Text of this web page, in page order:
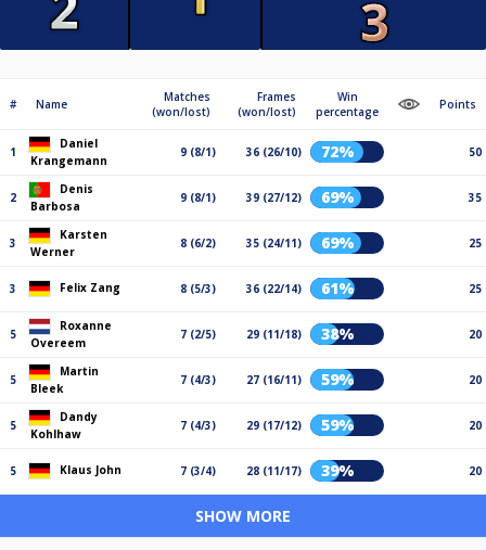
# Name
Matches
(won/lost)
Frames
(won/lost)
Win
percentage
Points
1
Daniel
Krangemann
9 (8/1) 36 (26/10) 72% 50
2
Denis
Barbosa
9 (8/1) 39 (27/12) 69% 35
3
Karsten
Werner
8 (6/2) 35 (24/11) 69% 25
3 Felix Zang 8 (5/3) 36 (22/14) 61% 25
5
Roxanne
Overeem
7 (2/5) 29 (11/18) 38% 20
5
Martin
Bleek
7 (4/3) 27 (16/11) 59% 20
5
Dandy
Kohlhaw
7 (4/3) 29 (17/12) 59% 20
5 Klaus John 7 (3/4) 28 (11/17) 39% 20
SHOW MORE